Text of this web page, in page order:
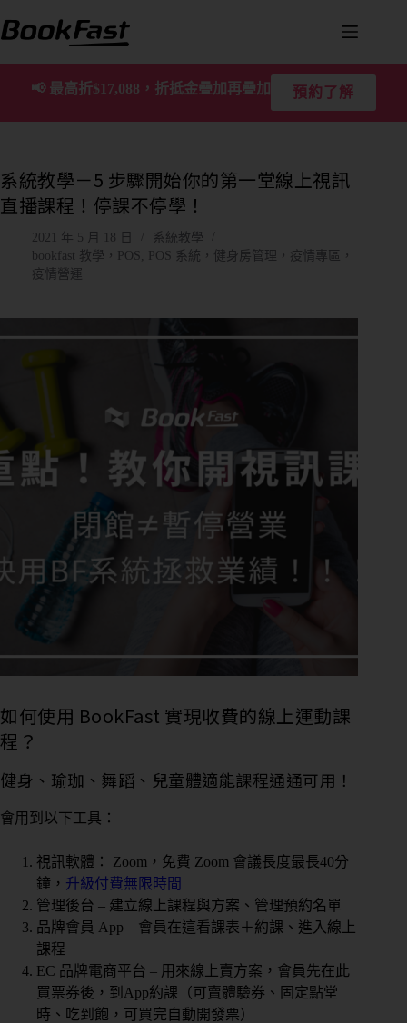
📢 最高折$17,088，折抵金疊加再疊加 預約了解
系統教學－5 步驟開始你的第一堂線上視訊
直播課程！停課不停學！
2021 年 5 月 18 日
系統教學
bookfast 教學，POS,
POS 系統，健身房管理，疫情專區，
疫情營運
如何使用 BookFast 實現收費的線上運動課
程？
健身、瑜珈、舞蹈、兒童體適能課程通通可用！
會用到以下工具：
視訊軟體： Zoom，免費 Zoom 會議長度最長40分
鐘， 升級付費無限時間
管理後台 – 建立線上課程與方案、管理預約名單
品牌會員 App – 會員在這看課表＋約課、進入線上
課程
EC 品牌電商平台 – 用來線上賣方案，會員先在此
買票券後，到App約課（可賣體驗券、固定點堂
時、吃到飽，可買完自動開發票）